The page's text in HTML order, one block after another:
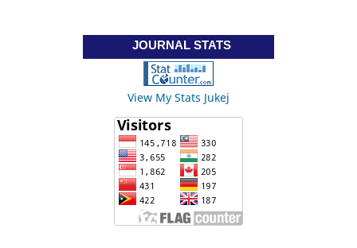
JOURNAL STATS
View My Stats Jukej